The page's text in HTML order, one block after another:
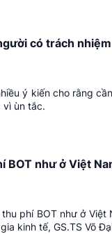
có trách nhiệm
ý kiến cho rằng
vì ùn tắc.
BOT như ở Việt
phí BOT như ở Việt
kinh tế, GS.TS Võ